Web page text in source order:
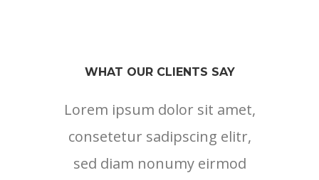
WHAT OUR CLIENTS SAY
Lorem ipsum dolor sit amet,
consetetur sadipscing elitr,
sed diam nonumy eirmod